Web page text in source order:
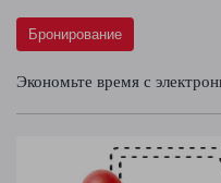
Бронирование
Экономьте время с